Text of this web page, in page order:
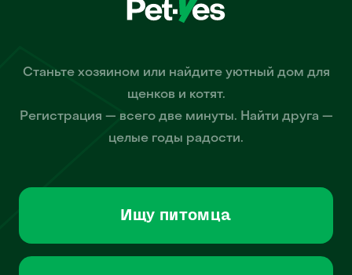
Станьте хозяином или найдите уютный дом для
щенков и котят.
Регистрация — всего две минуты. Найти друга —
целые годы радости.
Ищу питомца